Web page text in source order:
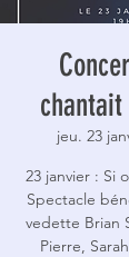
jeu. 23
23 janvier : Si
Spectacle
vedette Brian
Pierre,